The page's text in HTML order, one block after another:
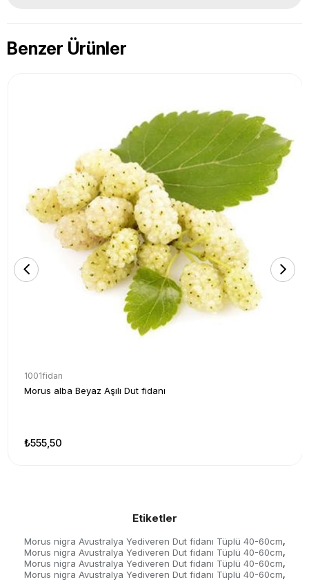
Benzer Ürünler
1001fidan
Morus alba Beyaz Aşılı Dut fidanı
₺555,50
Etiketler
Morus nigra Avustralya Yediveren Dut fidanı Tüplü 40-60cm,
Morus nigra Avustralya Yediveren Dut fidanı Tüplü 40-60cm,
Morus nigra Avustralya Yediveren Dut fidanı Tüplü 40-60cm,
Morus nigra Avustralya Yediveren Dut fidanı Tüplü 40-60cm,